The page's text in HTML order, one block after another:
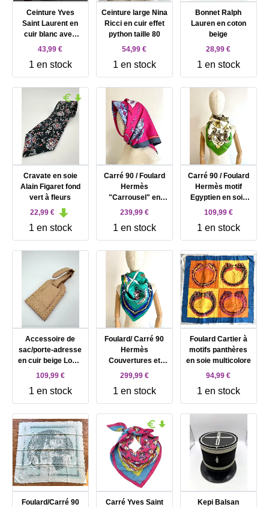
Ceinture Yves
Saint Laurent en
cuir blanc avec
papillons colorés
référence 8966
43,99 €
1 en stock
Ceinture large Nina
Ricci en cuir effet
python taille 80
54,99 €
1 en stock
Bonnet Ralph
Lauren en coton
beige
28,99 €
1 en stock
Cravate en soie
Alain Figaret fond
vert à fleurs
22,99 €
1 en stock
Carré 90 / Foulard
Hermès
"Carrousel" en
soie couleur rose
239,99 €
1 en stock
Carré 90 / Foulard
Hermès motif
Egyptien en soie
dans les tons
jaune 88 x 88 cm
109,99 €
1 en stock
Accessoire de
sac/porte-adresse
en cuir beige Louis
Vuitton
109,99 €
1 en stock
Foulard/ Carré 90
Hermès
Couvertures et
tenues de jour en
299,99 €
1 en stock
Foulard Cartier à
motifs panthères
en soie multicolore
94,99 €
1 en stock
Foulard/Carré 90
Carré Yves Saint
Kepi Balsan